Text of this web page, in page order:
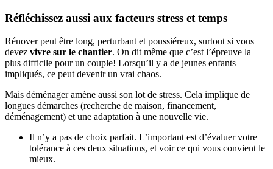
Réfléchissez aussi aux facteurs stress et temps
Rénover peut être long, perturbant et poussiéreux, surtout si vous
devez vivre sur le chantier. On dit même que c’est l’épreuve la
plus difficile pour un couple! Lorsqu’il y a de jeunes enfants
impliqués, ce peut devenir un vrai chaos.
Mais déménager amène aussi son lot de stress. Cela implique de
longues démarches (recherche de maison, financement,
déménagement) et une adaptation à une nouvelle vie.
Il n’y a pas de choix parfait. L’important est d’évaluer votre
tolérance à ces deux situations, et voir ce qui vous convient le
mieux.